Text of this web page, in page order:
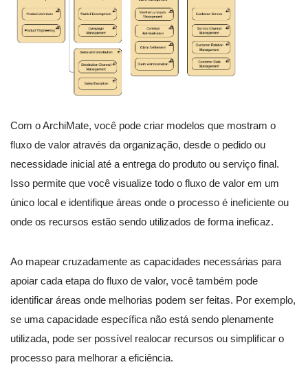
Com o ArchiMate, você pode criar modelos que mostram o
fluxo de valor através da organização, desde o pedido ou
necessidade inicial até a entrega do produto ou serviço final.
Isso permite que você visualize todo o fluxo de valor em um
único local e identifique áreas onde o processo é ineficiente ou
onde os recursos estão sendo utilizados de forma ineficaz.
Ao mapear cruzadamente as capacidades necessárias para
apoiar cada etapa do fluxo de valor, você também pode
identificar áreas onde melhorias podem ser feitas. Por exemplo,
se uma capacidade específica não está sendo plenamente
utilizada, pode ser possível realocar recursos ou simplificar o
processo para melhorar a eficiência.